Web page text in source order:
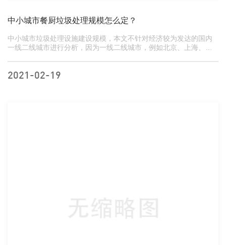
中小城市餐厨垃圾处理规模怎么定？
中小城市垃圾处理设施建设规模，本文不针对经济较为发达的国内
一线二线城市进行分析，因为一线二线城市，例如北京、上海、广
2021-02-19